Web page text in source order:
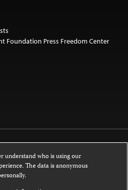
Foundation Press Freedom Center
is licensed under a
understand who is using our
The data is anonymous